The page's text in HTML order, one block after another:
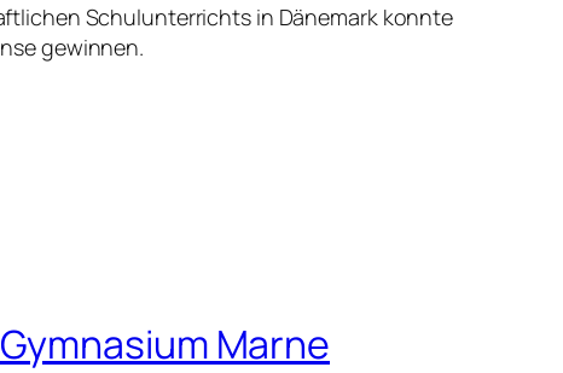
Schulunterrichts in Dänemark konnte
gewinnen.
Marne